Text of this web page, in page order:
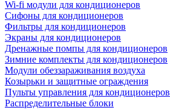
Wi-fi модули для кондиционеров
Сифоны для кондиционеров
Фильтры для кондиционеров
Экраны для кондиционеров
Дренажные помпы для кондиционеров
Зимние комплекты для кондиционеров
Модули обеззараживания воздуха
Козырьки и защитные ограждения
Пульты управления для кондиционеров
Распределительные блоки